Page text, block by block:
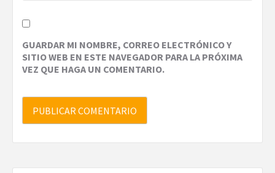
GUARDAR MI NOMBRE, CORREO ELECTRÓNICO Y
SITIO WEB EN ESTE NAVEGADOR PARA LA PRÓXIMA
VEZ QUE HAGA UN COMENTARIO.